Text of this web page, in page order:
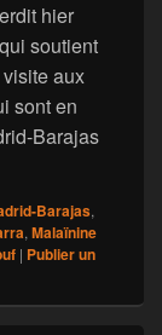
hier
soutient
aux
sont en
Barajas
Barajas,
,Malaïnine
| Publier un